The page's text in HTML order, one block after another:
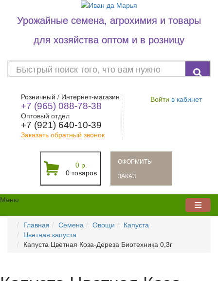
Урожайные семена, агрохимия и товары
для хозяйства оптом и в розницу
Розничный / Интернет-магазин
+7 (965) 088-78-38
Оптовый отдел
+7 (921) 640-10-39
Заказать обратный звонок
Войти в кабинет
oформить
заказ
0 р.
0 товаров
Меню
Главная Семена Овощи
Капуста
Цветная капуста
Капуста Цветная Коза-Дереза Биотехника 0,3г